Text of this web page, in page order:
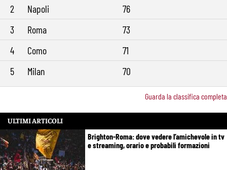
2
Napoli
76
3
Roma
73
4
Como
71
5
Milan 70
Guarda la classifica completa
ULTIMI ARTICOLI
Brighton-Roma: dove vedere l’amichevole in tv
e streaming, orario e probabili formazioni